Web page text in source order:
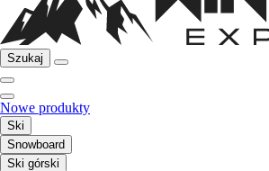
Szukaj
Nowe produkty
Ski
Snowboard
Ski górski